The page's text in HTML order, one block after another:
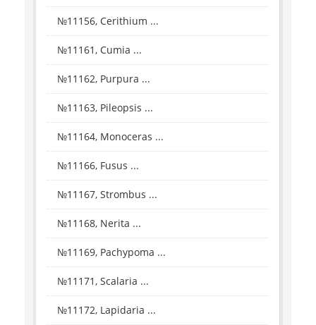
№11156, Cerithium ...
№11161, Cumia ...
№11162, Purpura ...
№11163, Pileopsis ...
№11164, Monoceras ...
№11166, Fusus ...
№11167, Strombus ...
№11168, Nerita ...
№11169, Pachypoma ...
№11171, Scalaria ...
№11172, Lapidaria ...